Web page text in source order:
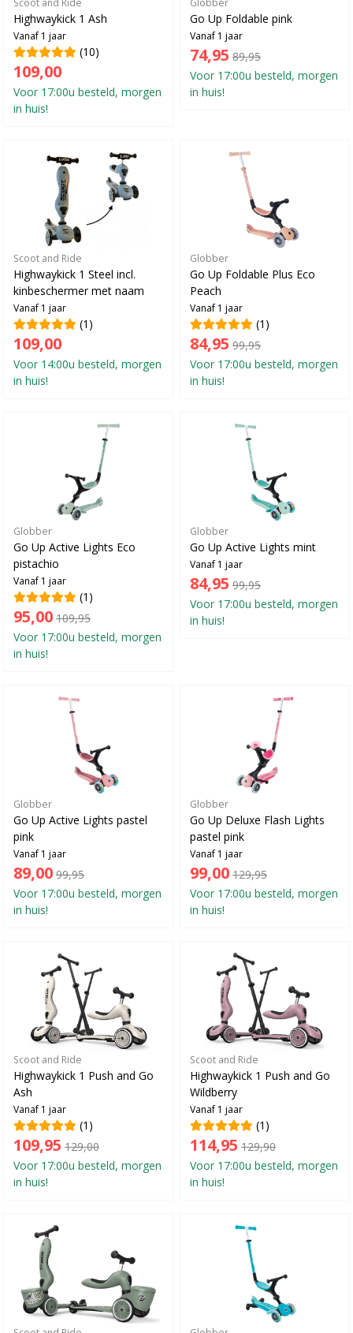
Highwaykick 1 Ash
Vanaf 1 jaar
(10)
109,00
Voor 17:00u besteld, morgen
in huis!
Go Up Foldable pink
Vanaf 1 jaar
74,95 89,95
Voor 17:00u besteld, morgen
in huis!
Scoot and Ride
Highwaykick 1 Steel incl.
kinbeschermer met naam
Vanaf 1 jaar
(1)
109,00
Voor 14:00u besteld, morgen
in huis!
Globber
Go Up Foldable Plus Eco
Peach
Vanaf 1 jaar
(1)
84,95 99,95
Voor 17:00u besteld, morgen
in huis!
Globber
Go Up Active Lights Eco
pistachio
Vanaf 1 jaar
(1)
95,00 109,95
Voor 17:00u besteld, morgen
in huis!
Globber
Go Up Active Lights mint
Vanaf 1 jaar
84,95 99,95
Voor 17:00u besteld, morgen
in huis!
Globber
Go Up Active Lights pastel
pink
Vanaf 1 jaar
89,00 99,95
Voor 17:00u besteld, morgen
in huis!
Globber
Go Up Deluxe Flash Lights
pastel pink
Vanaf 1 jaar
99,00 129,95
Voor 17:00u besteld, morgen
in huis!
Scoot and Ride
Highwaykick 1 Push and Go
Ash
Vanaf 1 jaar
(1)
109,95 129,00
Voor 17:00u besteld, morgen
in huis!
Scoot and Ride
Highwaykick 1 Push and Go
Wildberry
Vanaf 1 jaar
(1)
114,95 129,90
Voor 17:00u besteld, morgen
in huis!